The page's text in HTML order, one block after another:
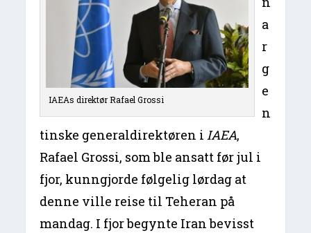
IAEAs direktør Rafael Grossi
a
r
g
e
n
tinske generaldirektøren iIAEA,
Rafael Grossi, som ble ansatt før jul i
fjor, kunngjorde følgelig lørdag at
denne ville reise til Teheran på
mandag. I fjor begynte Iran bevisst